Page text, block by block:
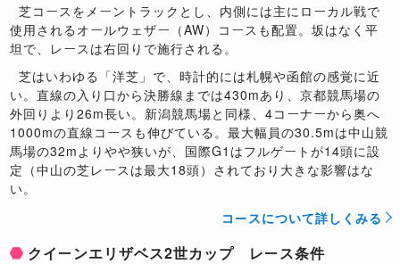
芝コースをメーントラックとし、内側には主にローカル戦で
使用されるオールウェザー（AW）コースも配置。坂はなく平
坦で、レースは右回りで施行される。
芝はいわゆる「洋芝」で、時計的には札幌や函館の感覚に近
い。直線の入り口から決勝線までは430mあり、京都競馬場の
外回りより26m長い。新潟競馬場と同様、4コーナーから奥へ
1000mの直線コースも伸びている。最大幅員の30.5mは中山競
馬場の32mよりやや狭いが、国際G1はフルゲートが14頭に設
定（中山の芝レースは最大18頭）されており大きな影響はな
い。
コースについて詳しくみる
クイーンエリザベス2世カップ レース条件